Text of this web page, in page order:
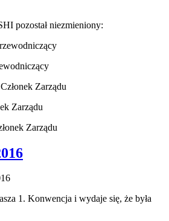
pozostał niezmieniony:
Zarządu
Zarządu
Zarządu
1. Konwencja i wydaje się, że była